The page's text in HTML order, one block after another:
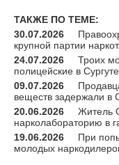
ТАКЖЕ ПО ТЕМЕ:
30.07.2026
крупной партии
24.07.2026
Троих
полицейские в Сургуте
09.07.2026
веществ задержали в
20.06.2026
Житель
нарколабораторию в
19.06.2026
При
молодых